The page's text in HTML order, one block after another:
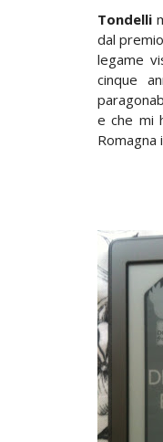
Tondelli
dal
legame
cinque
e che mi
Romagna